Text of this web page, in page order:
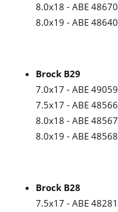
8.0x18 - ABE 48670
8.0x19 - ABE 48640
Brock B29
7.0x17 - ABE 49059
7.5x17 - ABE 48566
8.0x18 - ABE 48567
8.0x19 - ABE 48568
Brock B28
7.5x17 - ABE 48281